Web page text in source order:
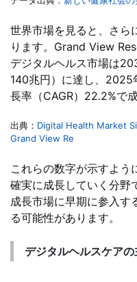
世界市場を見ると、さら
ります。Grand View
デジタルヘルス市場は
140兆円）に達し、
長率（CAGR）22.2%で
出典： Digital Health Market
Grand View Re
これらの数字が示すよう
確実に成長していく分野
成長市場に早期に参入す
る可能性があります。
デジタルヘルスケア